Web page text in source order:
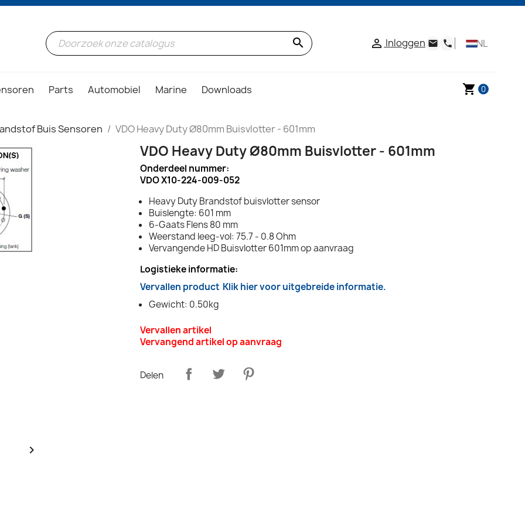
search  Inloggen email phone NL
Parts Automobiel Marine Downloads shopping_cart 0
Buis Sensoren VDO Heavy Duty Ø80mm Buisvlotter - 601mm

VDO Heavy Duty Ø80mm Buisvlotter - 601mm
Onderdeel nummer:
VDO X10-224-009-052
Heavy Duty Brandstof buisvlotter sensor
Buislengte: 601 mm
6-Gaats Flens 80 mm
Weerstand leeg-vol: 75.7 - 0.8 Ohm
Vervangende HD Buisvlotter 601mm op aanvraag
Logistieke informatie:
Vervallen product Klik hier voor uitgebreide informatie.
Gewicht: 0.50kg
Vervallen artikel
Vervangend artikel op aanvraag
Delen